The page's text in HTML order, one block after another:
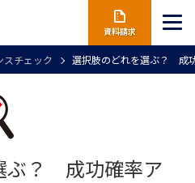
資料請求
スチェック 選択肢のどれを選ぶ？ 成
ぶ？ 成功確率ア